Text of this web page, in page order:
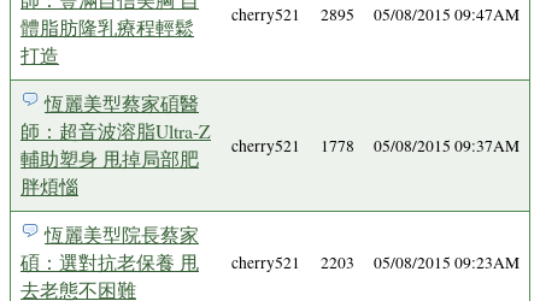
體脂肪隆乳療程輕鬆
打造
cherry521 2895 05/08/2015 09:47AM
恆麗美型蔡家碩醫
師：超音波溶脂Ultra-Z
輔助塑身 甩掉局部肥
胖煩惱
cherry521 1778 05/08/2015 09:37AM
恆麗美型院長蔡家
碩：選對抗老保養 甩
去老態不困難
cherry521 2203 05/08/2015 09:23AM